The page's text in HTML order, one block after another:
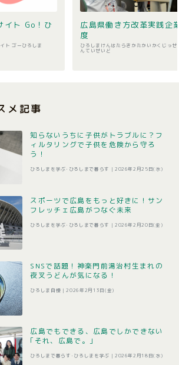
イト Go！ひ
ト ゴーひろしま
広島県働き方改革実践企
度
ひろしまけんはたらきかたかいかくじっせ
んていせいど
メ記事
知らないうちに子供がトラブルに？フ
ィルタリングで子供を危険から守ろ
う！
ひろしまを学ぶ･ひろしまで暮らす | 2026年2月25日(水)
スポーツで広島をもっと好きに！サン
フレッチェ広島がつなぐ未来
ひろしまを学ぶ･ひろしまで暮らす | 2026年2月20日(金)
SNSで話題！神楽門前湯治村生まれの
夜叉うどんが気になる！
ひろしま自慢 |2026年2月13日(金)
広島でもできる、広島でしかできない
｢それ、広島で。｣
ひろしまで暮らす･ひろしまを学ぶ | 2026年2月18日(水)